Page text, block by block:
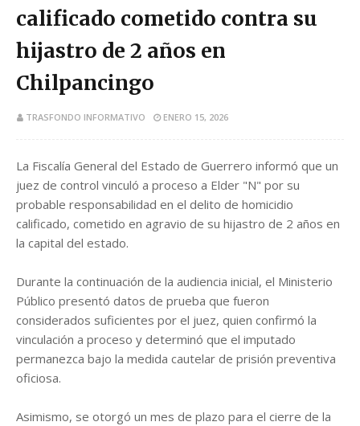
calificado cometido contra su
hijastro de 2 años en
Chilpancingo
TRASFONDO INFORMATIVO ENERO 15, 2026
La Fiscalía General del Estado de Guerrero informó que un
juez de control vinculó a proceso a Elder "N" por su
probable responsabilidad en el delito de homicidio
calificado, cometido en agravio de su hijastro de 2 años en
la capital del estado.
Durante la continuación de la audiencia inicial, el Ministerio
Público presentó datos de prueba que fueron
considerados suficientes por el juez, quien confirmó la
vinculación a proceso y determinó que el imputado
permanezca bajo la medida cautelar de prisión preventiva
oficiosa.
Asimismo, se otorgó un mes de plazo para el cierre de la